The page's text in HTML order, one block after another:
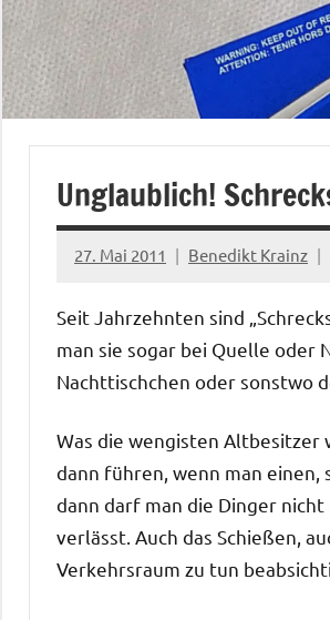
Unglaublich!
27. Mai 2011 Benedikt Krainz
Seit Jahrzehnten sind
man sie sogar bei Quelle oder
Nachttischchen oder sonstwo
Was die wengisten Altbesitzer
dann führen, wenn man einen,
dann darf man die Dinger nicht
verlässt. Auch das Schießen,
Verkehrsraum zu tun